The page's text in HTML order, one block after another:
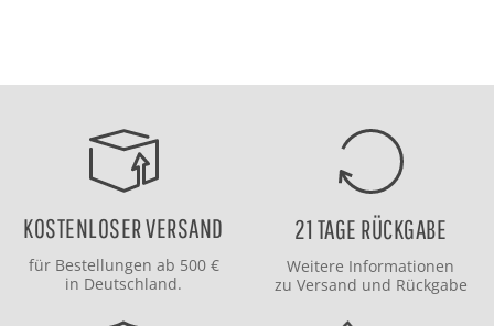
KOSTENLOSER VERSAND
für Bestellungen ab 500 €
in Deutschland.
21 TAGE RÜCKGABE
Weitere Informationen
zu Versand und Rückgabe